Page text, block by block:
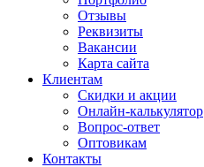
Отзывы
Реквизиты
Вакансии
Карта сайта
Клиентам
Скидки и акции
Онлайн-калькулятор
Вопрос-ответ
Оптовикам
Контакты